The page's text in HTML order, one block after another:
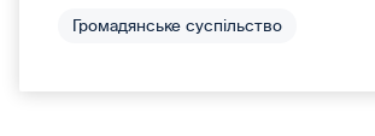
Громадянське суспільство